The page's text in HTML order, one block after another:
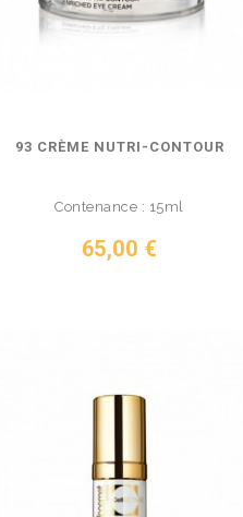
93 CRÈME NUTRI-CONTOUR
Contenance : 15ml
Prix
65,00 €
VOIR LE PRODUIT